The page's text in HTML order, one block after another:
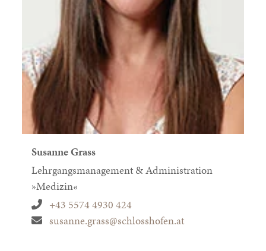
Susanne Grass
Lehrgangsmanagement & Administration
»Medizin«
+43 5574 4930 424
susanne.grass@schlosshofen.at